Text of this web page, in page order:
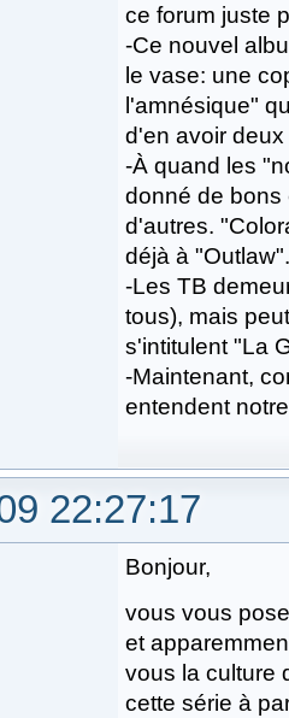
ce forum juste
-Ce nouvel
le vase: une
l'amnésique"
d'en avoir
-À quand les
donné de bons
d'autres.
déjà à "Outlaw".
-Les TB
tous), mais
s'intitulent "La
-Maintenant,
entendent
22:27:17
Bonjour,
vous vous
et
vous la culture
cette série à